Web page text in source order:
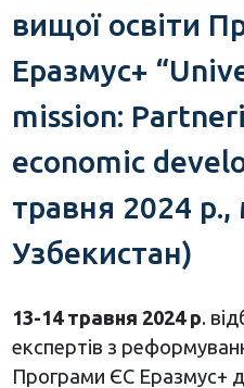
вищої освіти
Еразмус+
mission:
economic
травня 2024
Узбекистан)
13-14 травня 2024 р.
експертів з
Програми ЄС Еразмус+